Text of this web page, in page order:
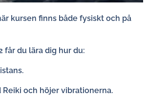
kursen finns både fysiskt och på
får du lära dig hur du:
Reiki och höjer vibrationerna.